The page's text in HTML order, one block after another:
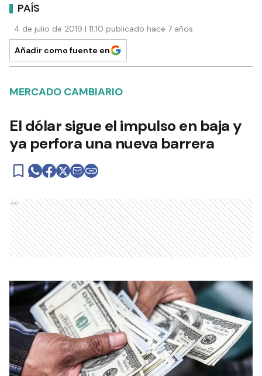
PAÍS
4 de julio de 2019 | 11:10 publicado hace 7 años
Añadir como fuente en
MERCADO CAMBIARIO
El dólar sigue el impulso en baja y
ya perfora una nueva barrera
Ads